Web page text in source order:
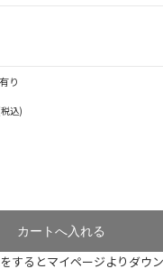
り
込)
とマイページよりダウン